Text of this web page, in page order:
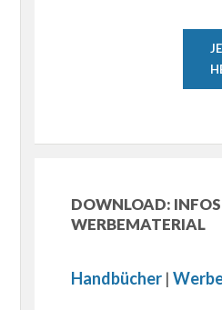
DOWNLOAD:
WERBEMATERIAL
Handbücher |